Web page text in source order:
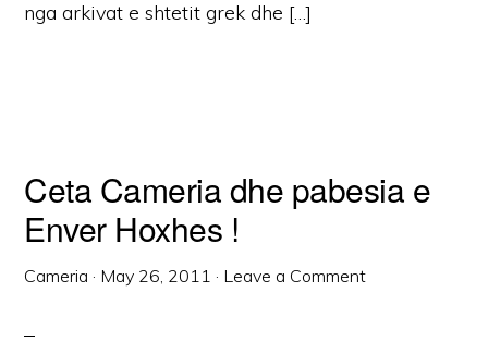
nga arkivat e shtetit grek dhe […]
Ceta Cameria dhe pabesia e
Enver Hoxhes !
Cameria · May 26, 2011 · Leave a Comment